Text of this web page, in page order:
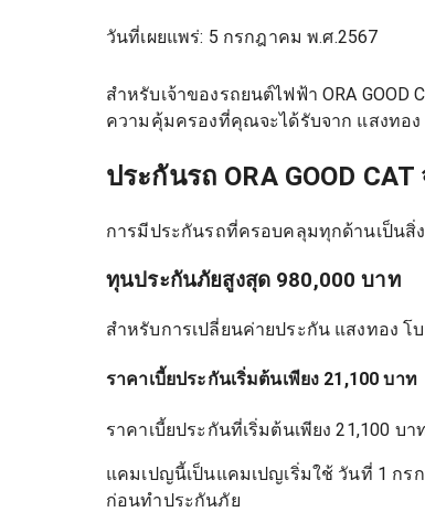
วันที่เผยแพร่: 5 กรกฎาคม พ.ศ.2567
สำหรับเจ้าของรถยนต์ไฟฟ้า ORA
ความคุ้มครองที่คุณจะได้รับจาก แสงทอ
ประกันรถ ORA GOOD
การมีประกันรถที่ครอบคลุมทุกด้านเป็นสิ่ง
ทุนประกันภัยสูงสุด 980,000 บาท
สำหรับการเปลี่ยนค่ายประกัน แสงทอง
ราคาเบี้ยประกันเริ่มต้นเพียง 21,100 บาท
ราคาเบี้ยประกันที่เริ่มต้นเพียง 21,100 บ
แคมเปญนี้เป็นแคมเปญเริ่มใช้ วันที่ 1 กร
ก่อนทำประกันภัย